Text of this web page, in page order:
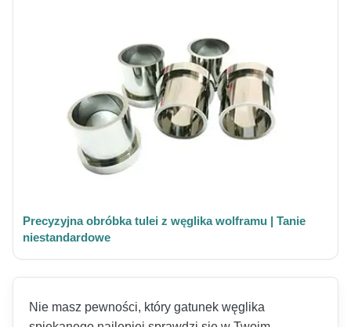
Precyzyjna obróbka tulei z węglika wolframu | Tanie
niestandardowe
Nie masz pewności, który gatunek węglika